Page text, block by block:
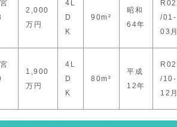
2,000
万円
4L
D
K
90m²
昭和
64年
R02
/01-
03
1,900
万円
4L
D
K
80m²
平成
12年
R02
/10-
12